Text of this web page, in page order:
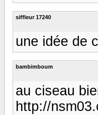
siffleur 17240
une idée de
bambimboum
au ciseau
http://